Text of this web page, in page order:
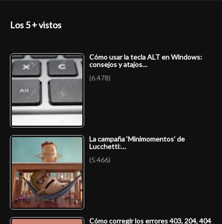
Los 5 + vistos
Cómo usar la tecla ALT en Windows:
consejos y atajos…
(6.478)
La campaña ‘Minimomentos’ de
Lucchetti:…
(5.466)
Cómo corregir los errores 403, 204, 404